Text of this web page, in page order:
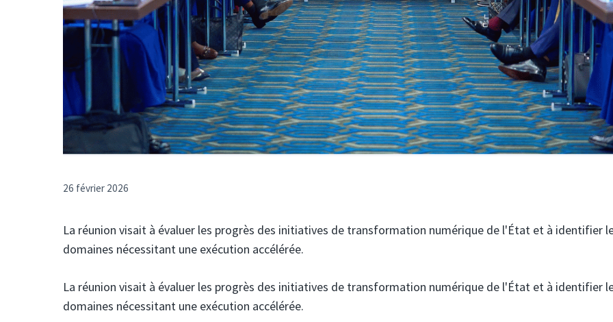
26 février 2026
La réunion visait à évaluer les progrès des initiatives de transformation numérique de l'État et à identifier
domaines nécessitant une exécution accélérée.
La réunion visait à évaluer les progrès des initiatives de transformation numérique de l'État et à identifier
domaines nécessitant une exécution accélérée.